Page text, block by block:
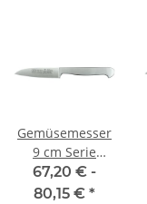
Gemüsemesser
9 cm Serie
Kappa von Güde
67,20 € -
80,15 € *